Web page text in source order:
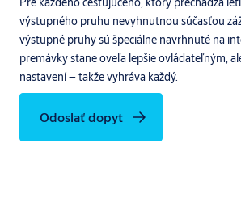
výstupného pruhu nevyhnutnou súčasťou
výstupné pruhy sú špeciálne navrhnuté na
premávky stane oveľa lepšie ovládateľným,
nastavení – takže vyhráva každý.
Odoslať dopyt